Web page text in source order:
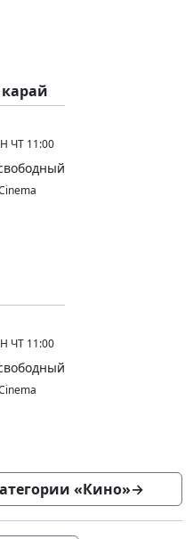
ЧТ 11:00
ЧТ 11:00
«Кино»→